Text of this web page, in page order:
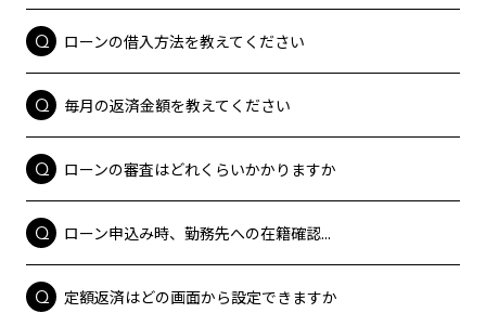
ローンの借入方法を教えてください
毎月の返済金額を教えてください
ローンの審査はどれくらいかかりますか
ローン申込み時、勤務先への在籍確認...
定額返済はどの画面から設定できますか